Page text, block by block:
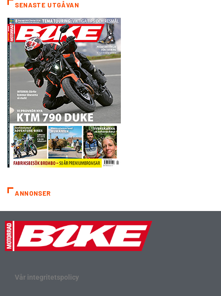
SENASTE UTGÅVAN
ANNONSER
Vår integritetspolicy